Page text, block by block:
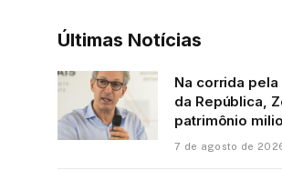
Últimas Notícias
Na corrida
da República,
patrimônio
7 de agosto de